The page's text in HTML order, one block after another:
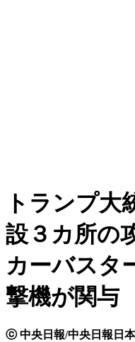
トランプ大
設３カ所の
カーバスタ
撃機が関与
ⓒ 中央日報/中央日報日